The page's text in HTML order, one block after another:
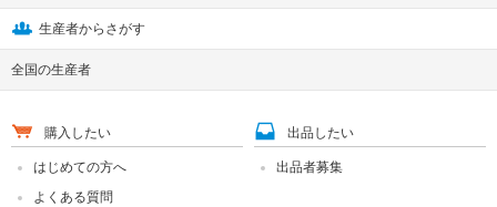
生産者からさがす
全国の生産者
購入したい
はじめての方へ
よくある質問
出品したい
出品者募集